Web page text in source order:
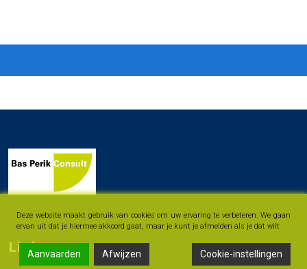
Links
Deze website maakt gebruik van cookies om uw ervaring te verbeteren. We gaan
ervan uit dat je hiermee akkoord gaat, maar je kunt je afmelden als je dat wilt
Aanvaarden Afwijzen Cookie-instellingen